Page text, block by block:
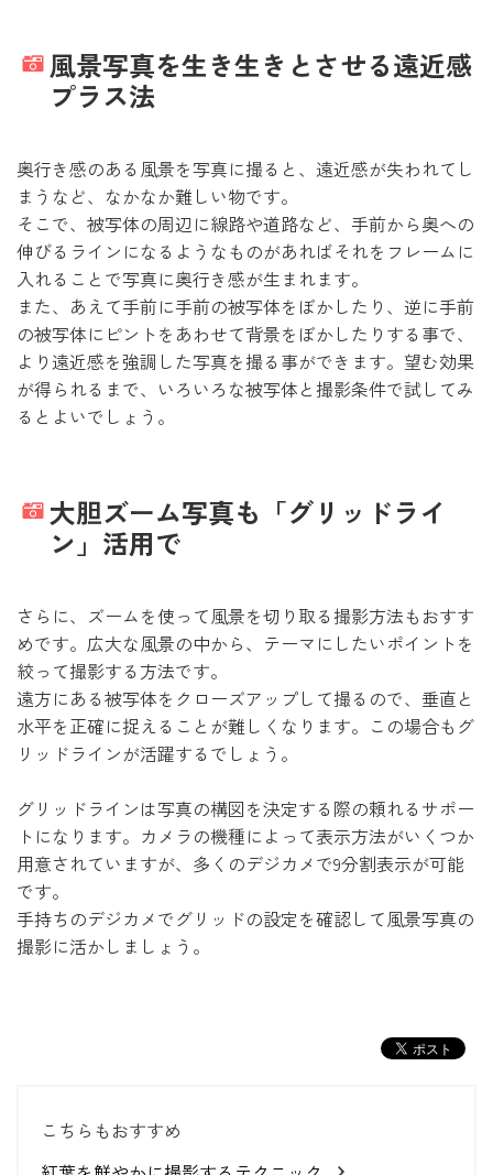
風景写真を生き生きとさせる遠近感
プラス法
奥行き感のある風景を写真に撮ると、遠近感が失われてし
まうなど、なかなか難しい物です。
そこで、被写体の周辺に線路や道路など、手前から奥への
伸びるラインになるようなものがあればそれをフレームに
入れることで写真に奥行き感が生まれます。
また、あえて手前に手前の被写体をぼかしたり、逆に手前
の被写体にピントをあわせて背景をぼかしたりする事で、
より遠近感を強調した写真を撮る事ができます。望む効果
が得られるまで、いろいろな被写体と撮影条件で試してみ
るとよいでしょう。
大胆ズーム写真も「グリッドライ
ン」活用で
さらに、ズームを使って風景を切り取る撮影方法もおすす
めです。広大な風景の中から、テーマにしたいポイントを
絞って撮影する方法です。
遠方にある被写体をクローズアップして撮るので、垂直と
水平を正確に捉えることが難しくなります。この場合もグ
リッドラインが活躍するでしょう。
グリッドラインは写真の構図を決定する際の頼れるサポー
トになります。カメラの機種によって表示方法がいくつか
用意されていますが、多くのデジカメで9分割表示が可能
です。
手持ちのデジカメでグリッドの設定を確認して風景写真の
撮影に活かしましょう。
こちらもおすすめ